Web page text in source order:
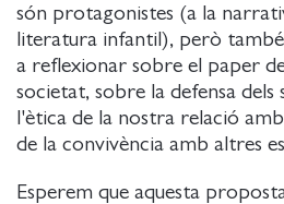
són protagonistes (a la
literatura infantil), però
a reflexionar sobre el paper
societat, sobre la defensa dels
l'ètica de la nostra relació
de la convivència amb altres
Esperem que aquesta